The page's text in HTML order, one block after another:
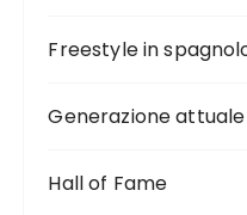
Freestyle in
Generazione attuale
Hall of Fame